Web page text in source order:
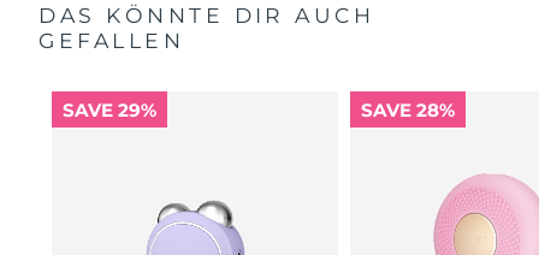
DAS KÖNNTE DIR AUCH
GEFALLEN
SAVE 29% SAVE 28%